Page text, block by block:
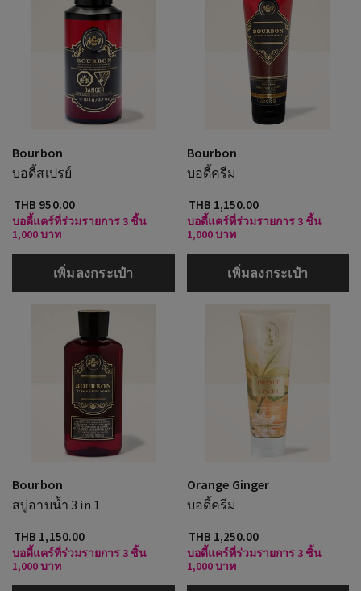
Bourbon
บอดี้สเปรย์
THB 950.00
บอดี้แคร์ที่ร่วมรายการ 3 ชิ้น
1,000 บาท
เพิ่มลงกระเป๋า
Bourbon
บอดี้ครีม
THB 1,150.00
บอดี้แคร์ที่ร่วมรายการ 3 ชิ้น
1,000 บาท
เพิ่มลงกระเป๋า
Bourbon
สบู่อาบน้ำ 3 in 1
THB 1,150.00
บอดี้แคร์ที่ร่วมรายการ 3 ชิ้น
1,000 บาท
Orange Ginger
บอดี้ครีม
THB 1,250.00
บอดี้แคร์ที่ร่วมรายการ 3 ชิ้น
1,000 บาท